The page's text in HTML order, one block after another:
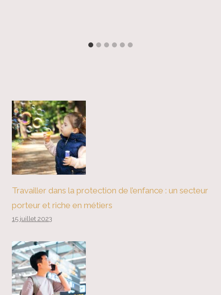
Travailler dans la protection de l’enfance : un secteur
porteur et riche en métiers
15 juillet 2023